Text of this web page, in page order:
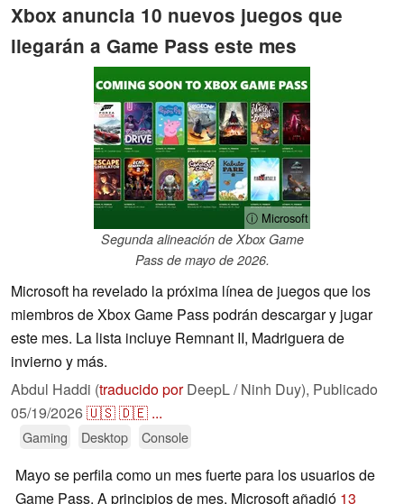
Xbox anuncia 10 nuevos juegos que
llegarán a Game Pass este mes
ⓘ Microsoft
Segunda alineación de Xbox Game
Pass de mayo de 2026.
Microsoft ha revelado la próxima línea de juegos que los
miembros de Xbox Game Pass podrán descargar y jugar
este mes. La lista incluye Remnant II, Madriguera de
invierno y más.
Abdul Haddi (traducido porDeepL / Ninh Duy), Publicado
05/19/2026🇺🇸🇩🇪 ...
Gaming Desktop Console
Mayo se perfila como un mes fuerte para los usuarios de
Game Pass. A principios de mes, Microsoft añadió 13